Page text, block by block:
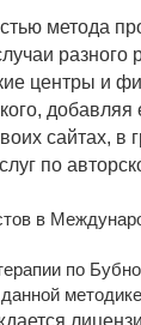
метода
центры и
сайтах, в
по
в
по